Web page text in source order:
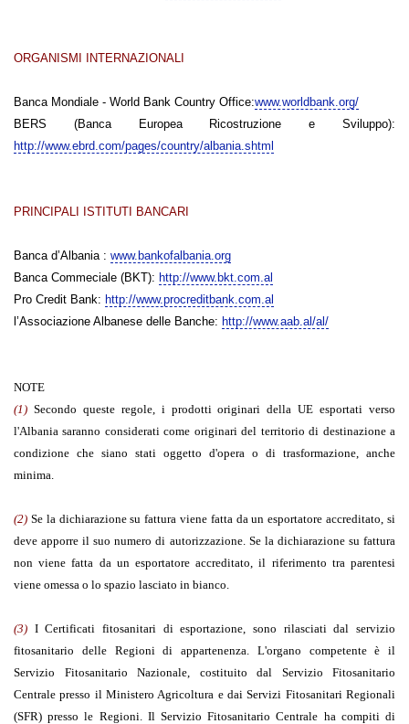
ORGANISMI INTERNAZIONALI
Banca Mondiale - World Bank Country Office:www.worldbank.org/
BERS (Banca Europea Ricostruzione e Sviluppo):
http://www.ebrd.com/pages/country/albania.shtml
PRINCIPALI ISTITUTI BANCARI
Banca d’Albania : www.bankofalbania.org
Banca Commeciale (BKT): http://www.bkt.com.al
Pro Credit Bank: http://www.procreditbank.com.al
l’Associazione Albanese delle Banche: http://www.aab.al/al/
NOTE
(1) Secondo queste regole, i prodotti originari della UE esportati verso
l'Albania saranno considerati come originari del territorio di destinazione a
condizione che siano stati oggetto d'opera o di trasformazione, anche
minima.
(2) Se la dichiarazione su fattura viene fatta da un esportatore accreditato, si
deve apporre il suo numero di autorizzazione. Se la dichiarazione su fattura
non viene fatta da un esportatore accreditato, il riferimento tra parentesi
viene omessa o lo spazio lasciato in bianco.
(3) I Certificati fitosanitari di esportazione, sono rilasciati dal servizio
fitosanitario delle Regioni di appartenenza. L'organo competente è il
Servizio Fitosanitario Nazionale, costituito dal Servizio Fitosanitario
Centrale presso il Ministero Agricoltura e dai Servizi Fitosanitari Regionali
(SFR) presso le Regioni. Il Servizio Fitosanitario Centrale ha compiti di